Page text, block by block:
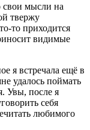
свои мысли на
твержу
то приходится
видимые
я встречала ещё в
удалось поймать
Увы, после я
себя
любимого